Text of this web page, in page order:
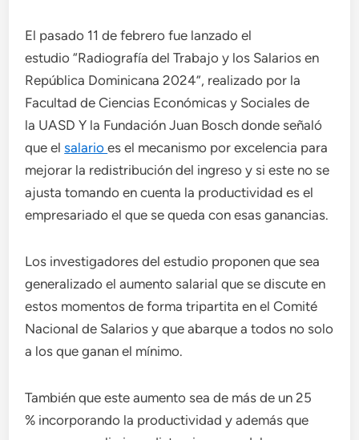
El pasado 11 de febrero fue lanzado el
estudio “Radiografía del Trabajo y los Salarios en
República Dominicana 2024”, realizado por la
Facultad de Ciencias Económicas y Sociales de
la UASD Y la Fundación Juan Bosch donde señaló
que elsalarioes el mecanismo por excelencia para
mejorar la redistribución del ingreso y si este no se
ajusta tomando en cuenta la productividad es el
empresariado el que se queda con esas ganancias.
Los investigadores del estudio proponen que sea
generalizado el aumento salarial que se discute en
estos momentos de forma tripartita en el Comité
Nacional de Salarios y que abarque a todos no solo
a los que ganan el mínimo.
También que este aumento sea de más de un 25
% incorporando la productividad y además que